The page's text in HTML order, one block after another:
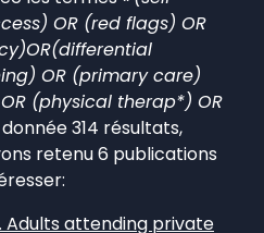
OR (red flags) OR
OR (primary care)
(physical therap*) OR
donnée 314 résultats,
retenu 6 publications
Adults attending private